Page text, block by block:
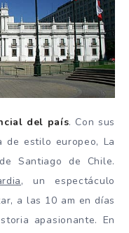
del país. Con sus
de estilo europeo, La
Santiago de Chile.
, un espectáculo
a las 10 am en días
apasionante. En